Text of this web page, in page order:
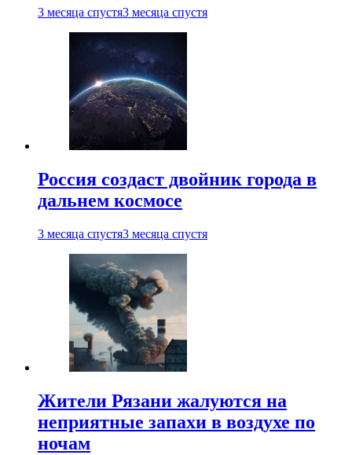
3 месяца спустя3 месяца спустя
Россия создаст двойник города в
дальнем космосе
3 месяца спустя3 месяца спустя
Жители Рязани жалуются на
неприятные запахи в воздухе по
ночам